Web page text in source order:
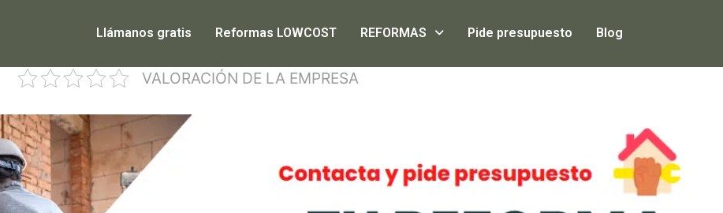
Llámanos gratis Reformas LOWCOST REFORMAS Pide presupuesto Blog
VALORACIÓN DE LA EMPRESA